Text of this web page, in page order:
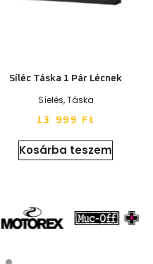
Síléc Táska 1 Pár Lécnek
Síelés,Táska
13 999 Ft
Kosárba teszem